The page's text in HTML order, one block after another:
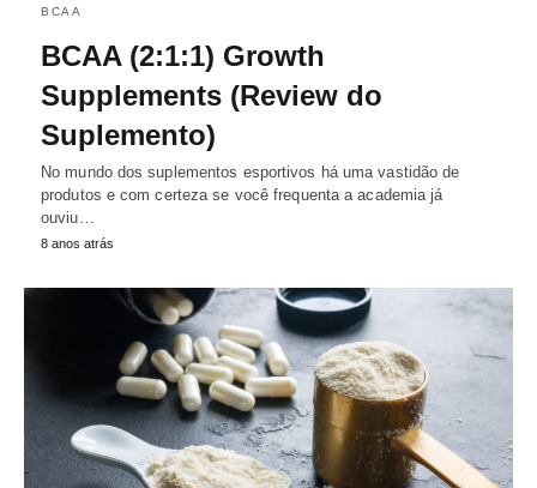
BCAA
BCAA (2:1:1) Growth
Supplements (Review do
Suplemento)
No mundo dos suplementos esportivos há uma vastidão de
produtos e com certeza se você frequenta a academia já
ouviu…
8 anos atrás